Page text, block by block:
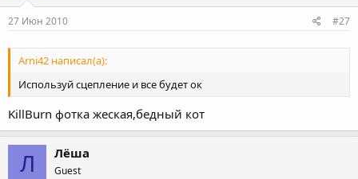
27 Июн 2010 #27
Arni42 написал(а):
Используй сцепление и все будет ок
KillBurn фотка жеская,бедный кот
Л Лёша
Guest